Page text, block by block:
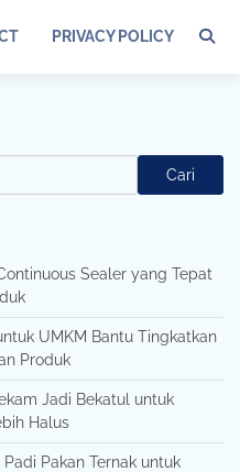
PRIVACY POLICY
Cari
Sealer yang Tepat
UMKM Bantu Tingkatkan
Produk
Jadi Bekatul untuk
Halus
Pakan Ternak untuk